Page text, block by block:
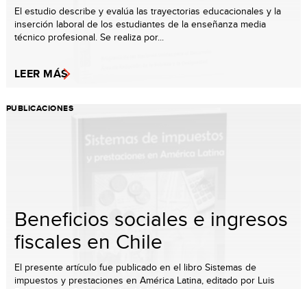
El estudio describe y evalúa las trayectorias educacionales y la
inserción laboral de los estudiantes de la enseñanza media
técnico profesional. Se realiza por...
LEER MÁS
PUBLICACIONES
Beneficios sociales e ingresos
fiscales en Chile
El presente artículo fue publicado en el libro Sistemas de
impuestos y prestaciones en América Latina, editado por Luis